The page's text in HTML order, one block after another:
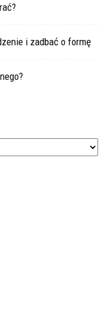
i zadbać o formę